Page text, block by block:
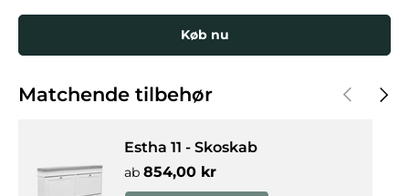
Køb nu
Matchende tilbehør Forrige
Estha 11 - Skoskab
ab Normalpris
854,00 kr